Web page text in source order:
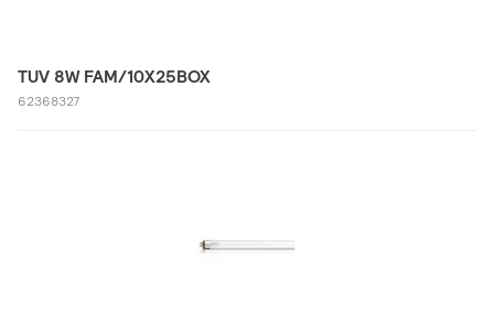
TUV 8W FAM/10X25BOX
62368327